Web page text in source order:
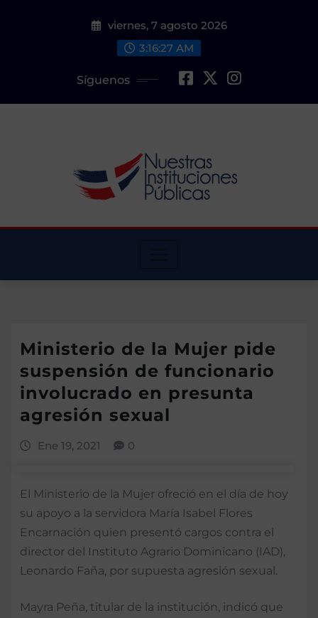
viernes, 7 agosto 2026
3:16:28 AM
Síguenos
Ministerio de la Mujer pide
suspensión de funcionario
involucrado en presunta
agresión sexual
Ene 19, 2021 0
El Ministerio de la Mujer ofreció en el día de hoy
su apoyo a la servidora María Isabel Flores
Encarnación quien presentó cargos contra el
director del Instituto Agrario Dominicano (IAD),
Leonardo Faña, por supuesta agresión sexual.
Mayra Peña, titular de la institución, indicó que